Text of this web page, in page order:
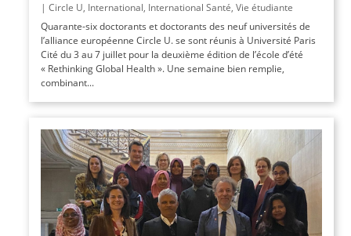
| Circle U, International, International Santé, Vie étudiante
Quarante-six doctorants et doctorants des neuf universités de
l’alliance européenne Circle U. se sont réunis à Université Paris
Cité du 3 au 7 juillet pour la deuxième édition de l’école d’été
« Rethinking Global Health ». Une semaine bien remplie,
combinant...